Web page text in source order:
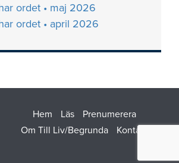
ordet • maj 2026
ordet • april 2026
Hem Läs
Prenumerera
Om Till Liv/Begrunda
Kontakt